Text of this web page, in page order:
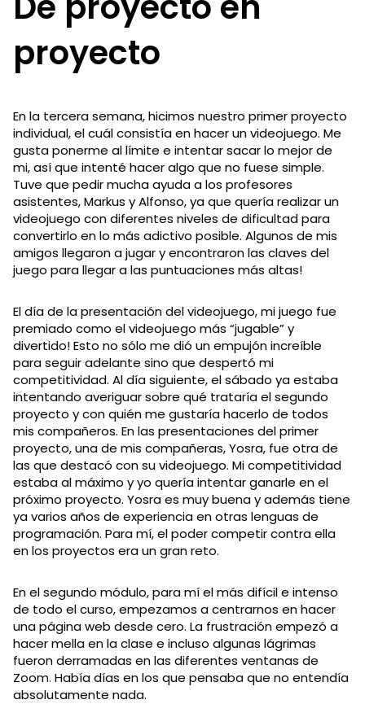
proyecto
En la tercera semana, hicimos nuestro primer proyecto
individual, el cuál consistía en hacer un videojuego. Me
gusta ponerme al límite e intentar sacar lo mejor de
mi, así que intenté hacer algo que no fuese simple.
Tuve que pedir mucha ayuda a los profesores
asistentes, Markus y Alfonso, ya que quería realizar un
videojuego con diferentes niveles de dificultad para
convertirlo en lo más adictivo posible. Algunos de mis
amigos llegaron a jugar y encontraron las claves del
juego para llegar a las puntuaciones más altas!
El día de la presentación del videojuego, mi juego fue
premiado como el videojuego más “jugable” y
divertido! Esto no sólo me dió un empujón increíble
para seguir adelante sino que despertó mi
competitividad. Al día siguiente, el sábado ya estaba
intentando averiguar sobre qué trataría el segundo
proyecto y con quién me gustaría hacerlo de todos
mis compañeros. En las presentaciones del primer
proyecto, una de mis compañeras, Yosra, fue otra de
las que destacó con su videojuego. Mi competitividad
estaba al máximo y yo quería intentar ganarle en el
próximo proyecto. Yosra es muy buena y además tiene
ya varios años de experiencia en otras lenguas de
programación. Para mí, el poder competir contra ella
en los proyectos era un gran reto.
En el segundo módulo, para mí el más difícil e intenso
de todo el curso, empezamos a centrarnos en hacer
una página web desde cero. La frustración empezó a
hacer mella en la clase e incluso algunas lágrimas
fueron derramadas en las diferentes ventanas de
Zoom. Había días en los que pensaba que no entendía
absolutamente nada.